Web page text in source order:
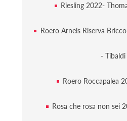
Riesling 2022-
Roero Arneis Riserva
- Tibaldi
Roero Roccapalea
Rosa che rosa non sei